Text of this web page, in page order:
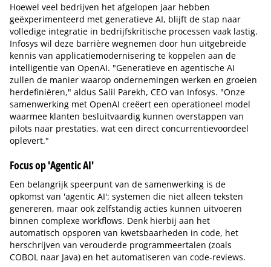
Hoewel veel bedrijven het afgelopen jaar hebben
geëxperimenteerd met generatieve AI, blijft de stap naar
volledige integratie in bedrijfskritische processen vaak lastig.
Infosys wil deze barrière wegnemen door hun uitgebreide
kennis van applicatiemodernisering te koppelen aan de
intelligentie van OpenAI. "Generatieve en agentische AI
zullen de manier waarop ondernemingen werken en groeien
herdefiniëren," aldus Salil Parekh, CEO van Infosys. "Onze
samenwerking met OpenAI creëert een operationeel model
waarmee klanten besluitvaardig kunnen overstappen van
pilots naar prestaties, wat een direct concurrentievoordeel
oplevert."
Focus op 'Agentic AI'
Een belangrijk speerpunt van de samenwerking is de
opkomst van 'agentic AI': systemen die niet alleen teksten
genereren, maar ook zelfstandig acties kunnen uitvoeren
binnen complexe workflows. Denk hierbij aan het
automatisch opsporen van kwetsbaarheden in code, het
herschrijven van verouderde programmeertalen (zoals
COBOL naar Java) en het automatiseren van code-reviews.